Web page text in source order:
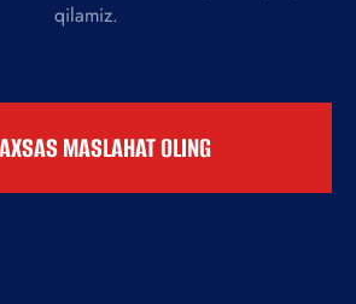
qilamiz.
MASLAHAT OLING